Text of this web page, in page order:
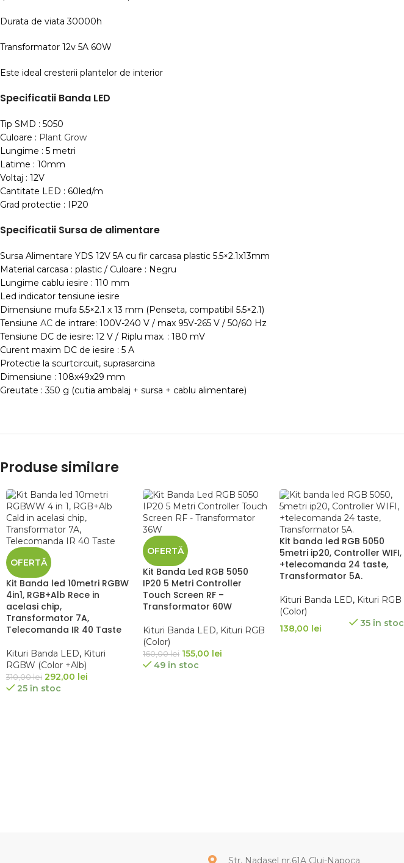
Durata de viata 30000h
Transformator 12v 5A 60W
Este ideal cresterii plantelor de interior
Specificatii Banda LED
Tip SMD : 5050
Culoare : Plant Grow
Lungime : 5 metri
Latime : 10mm
Voltaj : 12V
Cantitate LED : 60led/m
Grad protectie : IP20
Specificatii Sursa de alimentare
Sursa Alimentare YDS 12V 5A cu fir carcasa plastic 5.5×2.1x13mm
Material carcasa : plastic / Culoare : Negru
Lungime cablu iesire : 110 mm
Led indicator tensiune iesire
Dimensiune mufa 5.5×2.1 x 13 mm (Penseta, compatibil 5.5×2.1)
Tensiune AC de intrare: 100V-240 V / max 95V-265 V / 50/60 Hz
Tensiune DC de iesire: 12 V / Riplu max. : 180 mV
Curent maxim DC de iesire : 5 A
Protectie la scurtcircuit, suprasarcina
Dimensiune : 108x49x29 mm
Greutate : 350 g (cutia ambalaj + sursa + cablu alimentare)
Produse similare
OFERTĂ
Kit Banda led 10metri RGBW
4in1, RGB+Alb Rece in
acelasi chip,
Transformator 7A,
Telecomanda IR 40 Taste
Kituri Banda LED, Kituri
RGBW (Color +Alb)
310,00lei 292,00 lei
25 în stoc
OFERTĂ
Kit Banda Led RGB 5050
IP20 5 Metri Controller
Touch Screen RF –
Transformator 60W
Kituri Banda LED, Kituri RGB
(Color)
160,00lei 155,00 lei
49 în stoc
Kit banda led RGB 5050
5metri ip20, Controller WIFI,
+telecomanda 24 taste,
Transformator 5A.
Kituri Banda LED, Kituri RGB
(Color)
138,00 lei 35 în stoc
Str. Nadasel nr.61A Cluj-Napoca